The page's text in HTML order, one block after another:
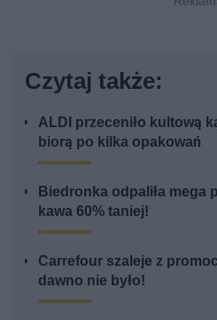
Czytaj także:
ALDI przeceniło kultową
biorą po kilka opakowań
Biedronka odpaliła mega
kawa 60% taniej!
Carrefour szaleje z
dawno nie było!